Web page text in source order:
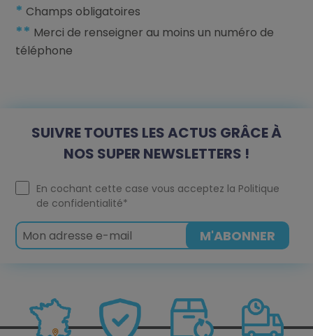
* Champs obligatoires
** Merci de renseigner au moins un numéro de
téléphone
SUIVRE TOUTES LES ACTUS GRÂCE À
NOS SUPER NEWSLETTERS !
En cochant cette case vous acceptez la Politique
de confidentialité*